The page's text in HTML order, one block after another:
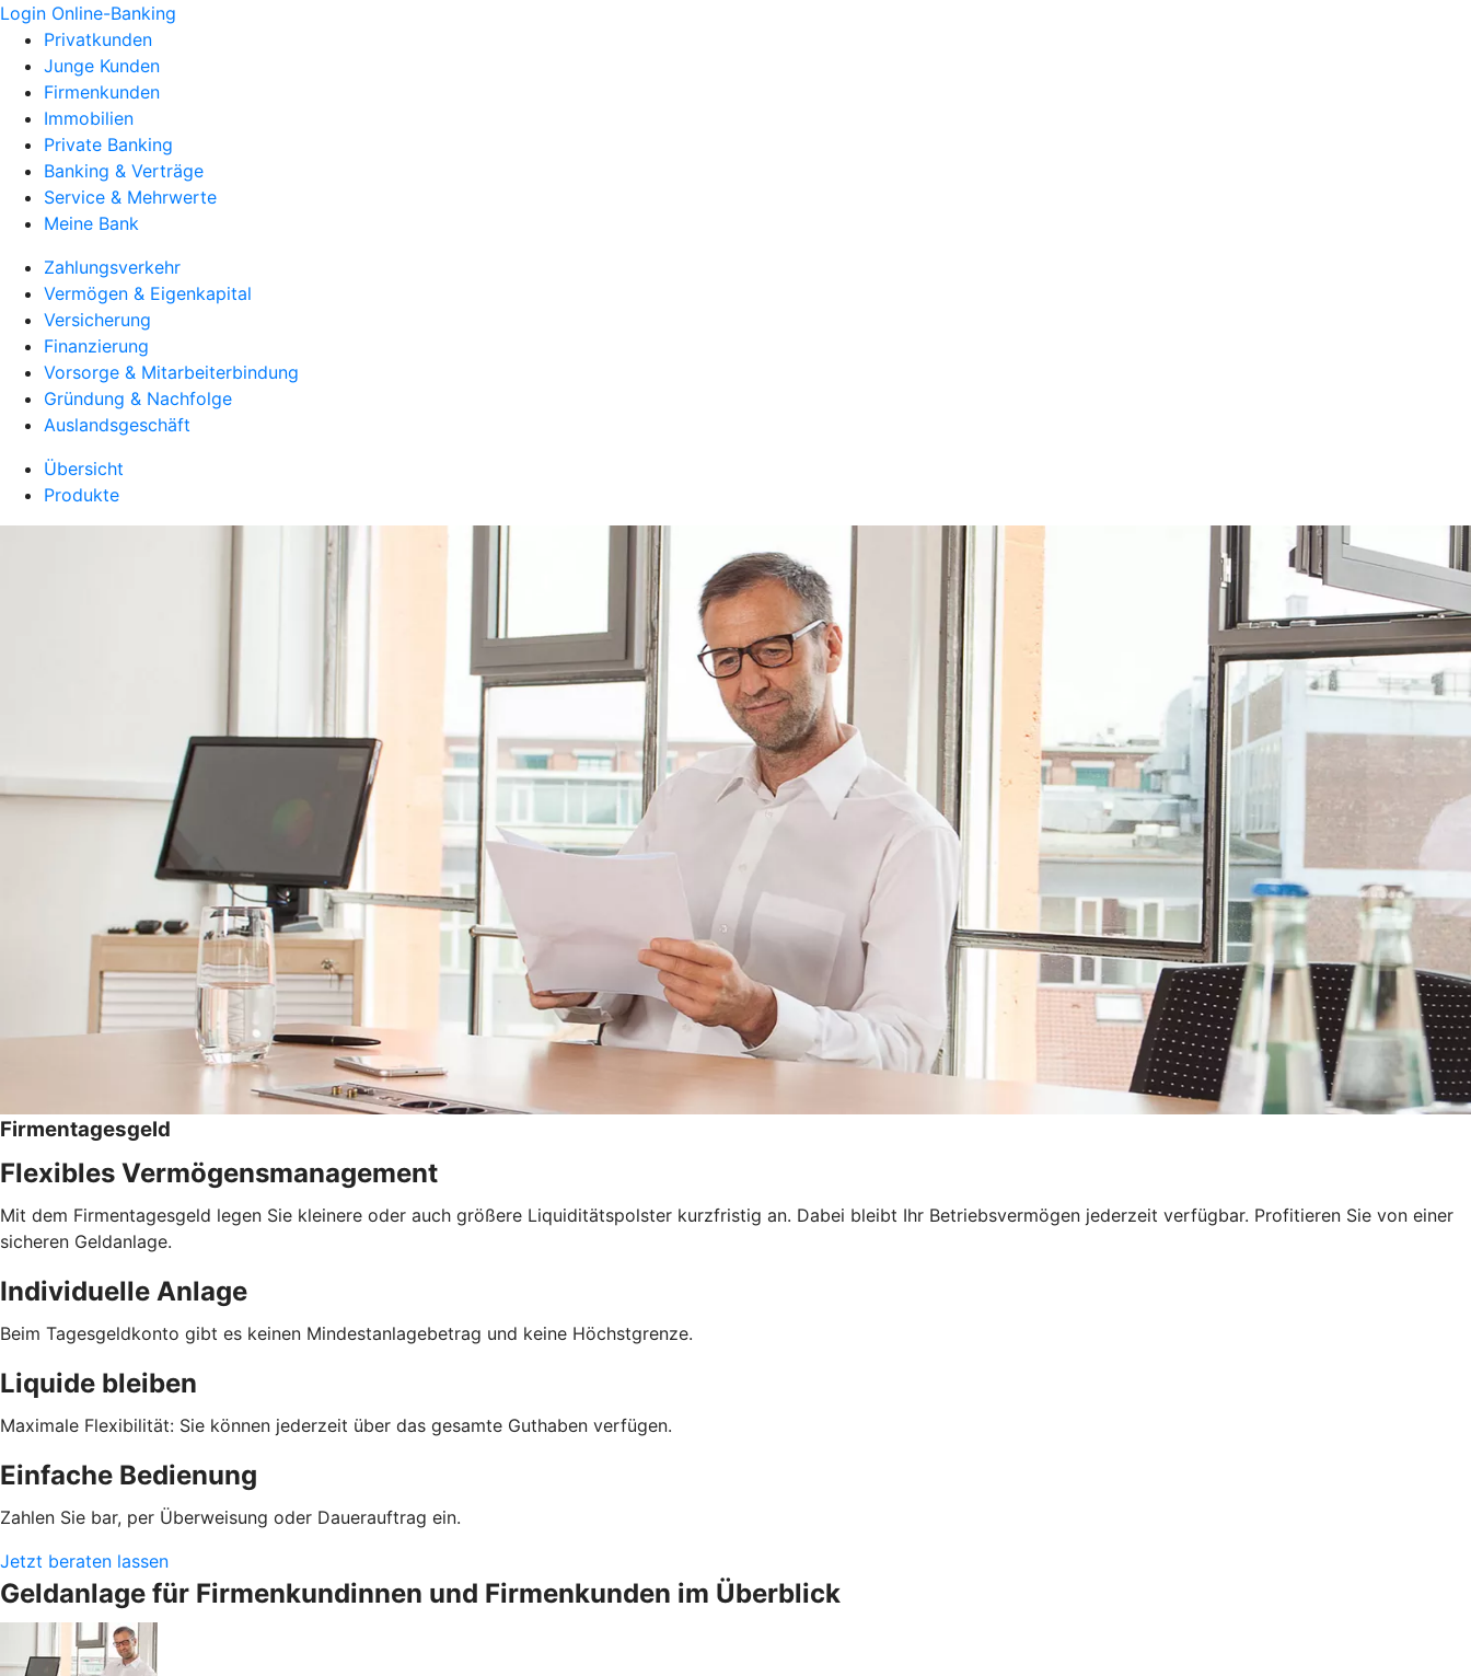
Login Online-Banking
Privatkunden
Junge Kunden
Firmenkunden
Immobilien
Private Banking
Banking & Verträge
Service & Mehrwerte
Meine Bank
Zahlungsverkehr
Vermögen & Eigenkapital
Versicherung
Finanzierung
Vorsorge & Mitarbeiterbindung
Gründung & Nachfolge
Auslandsgeschäft
Übersicht
Produkte
Firmentagesgeld
Flexibles Vermögensmanagement
Mit dem Firmentagesgeld legen Sie kleinere oder auch größere Liquiditätspolster kurzfristig an. Dabei bleibt Ihr Betriebsvermögen jederzeit verfügbar. Profitieren Sie von einer
sicheren Geldanlage.
Individuelle Anlage
Beim Tagesgeldkonto gibt es keinen Mindestanlagebetrag und keine Höchstgrenze.
Liquide bleiben
Maximale Flexibilität: Sie können jederzeit über das gesamte Guthaben verfügen.
Einfache Bedienung
Zahlen Sie bar, per Überweisung oder Dauerauftrag ein.
Jetzt beraten lassen
Geldanlage für Firmenkundinnen und Firmenkunden im Überblick